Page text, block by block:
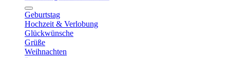
Geburtstag
Hochzeit & Verlobung
Glückwünsche
Grüße
Weihnachten